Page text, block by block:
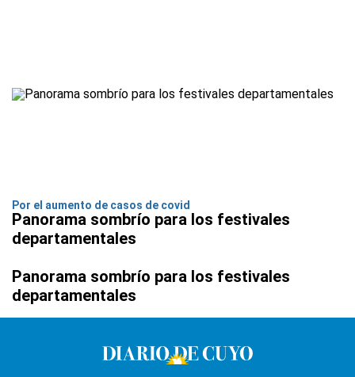
Por el aumento de casos de covid
Panorama sombrío para los festivales
departamentales
Panorama sombrío para los festivales
departamentales